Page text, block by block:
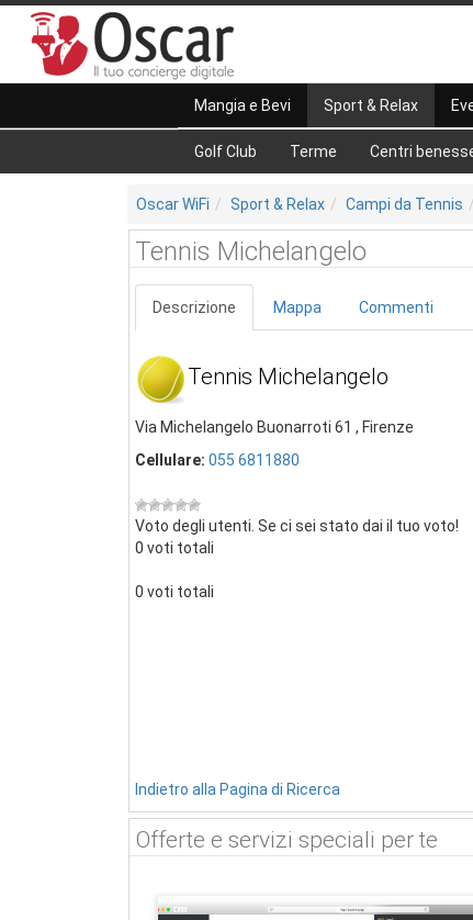
Mangia e Bevi Sport & Relax
Golf Club Terme Centri
Oscar WiFi Sport & Relax Campi da Tennis
Tennis Michelangelo
Descrizione Mappa Commenti
Tennis Michelangelo
Via Michelangelo Buonarroti 61 , Firenze
Cellulare: 055 6811880
Voto degli utenti. Se ci sei stato dai il tuo voto!
0 voti totali
0 voti totali
Indietro alla Pagina di Ricerca
Offerte e servizi speciali per te